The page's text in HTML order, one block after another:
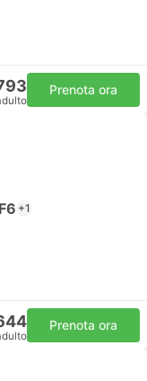
Prenota ora
+1
Prenota ora